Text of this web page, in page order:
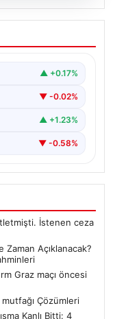
Kararı Ne
Para
▲ +0.17%
▼ -0.02%
▲ +1.23%
▼ -0.58%
İstenen ceza
Zaman Açıklanacak?
Graz maçı öncesi
Çözümleri
Kanlı Bitti: 4